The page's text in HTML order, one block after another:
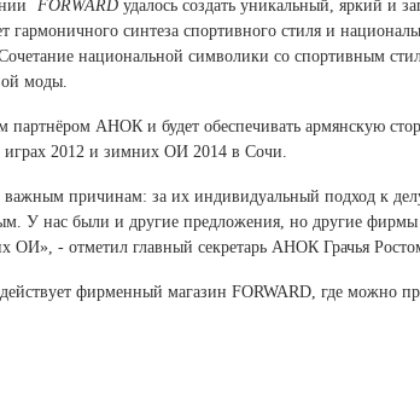
(1)
(5)
(2)
(1)
Ямало-Ненецкий
(1)
FORWARD удалось создать уникальный, яркий и
гармоничного синтеза спортивного стиля и
национальной символики со спортивным
моды.
партнёром АНОК и будет обеспечивать армянскую
2012 и зимних ОИ 2014 в Сочи.
причинам: за их индивидуальный подход к
У нас были и другие предложения, но другие фирмы
ОИ», - отметил главный секретарь АНОК Грачья
фирменный магазин FORWARD, где можно